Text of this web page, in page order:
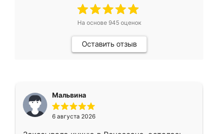
На основе 945оценок
Оставить отзыв
Мальвина
6 августа 2026